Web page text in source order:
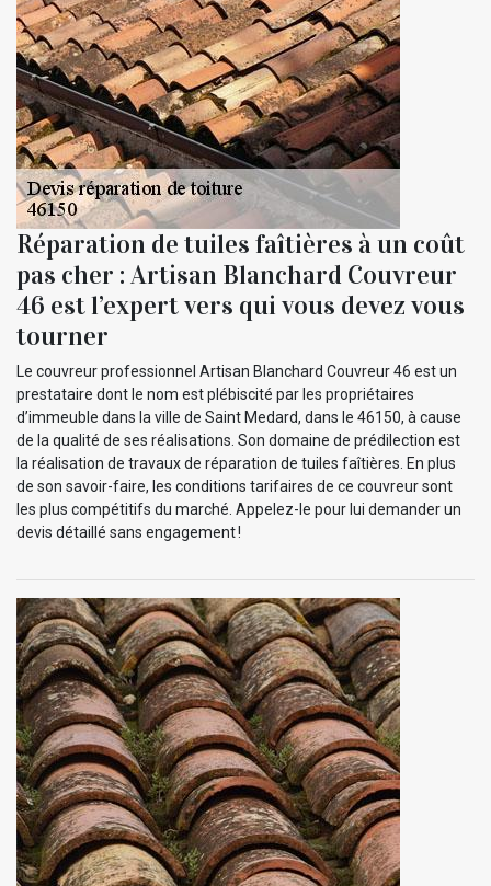
Réparation de tuiles faîtières à un coût
pas cher : Artisan Blanchard Couvreur
46 est l’expert vers qui vous devez vous
tourner
Le couvreur professionnel Artisan Blanchard Couvreur 46 est un
prestataire dont le nom est plébiscité par les propriétaires
d’immeuble dans la ville de Saint Medard, dans le 46150, à cause
de la qualité de ses réalisations. Son domaine de prédilection est
la réalisation de travaux de réparation de tuiles faîtières. En plus
de son savoir-faire, les conditions tarifaires de ce couvreur sont
les plus compétitifs du marché. Appelez-le pour lui demander un
devis détaillé sans engagement !